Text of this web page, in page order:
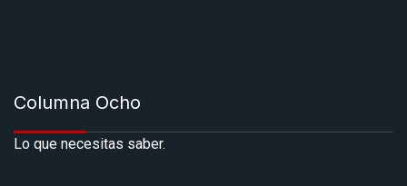
Columna Ocho
Lo que necesitas saber.